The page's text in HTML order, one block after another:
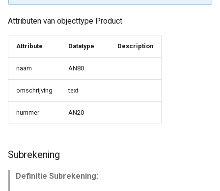
Attributen van objecttype Product
Attribute Datatype Description
naam AN80
omschrijving text
nummer AN20
Subrekening
Definitie Subrekening: